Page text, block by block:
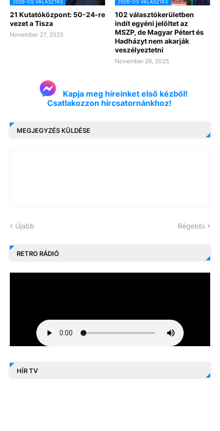
2026-OS VÁLASZTÁS
21 Kutatóközpont: 50-24-re
vezet a Tisza
November 27, 2025
2026-OS VÁLASZTÁS
102 választókerületben
indít egyéni jelöltet az
MSZP, de Magyar Pétert és
Hadházyt nem akarják
veszélyeztetni
November 26, 2025
Kapja meg híreinket első kézből!
Csatlakozzon hírcsatornánkhoz!
MEGJEGYZÉS KÜLDÉSE
Újabb Régebbi
RETRO RÁDIÓ
HÍR TV